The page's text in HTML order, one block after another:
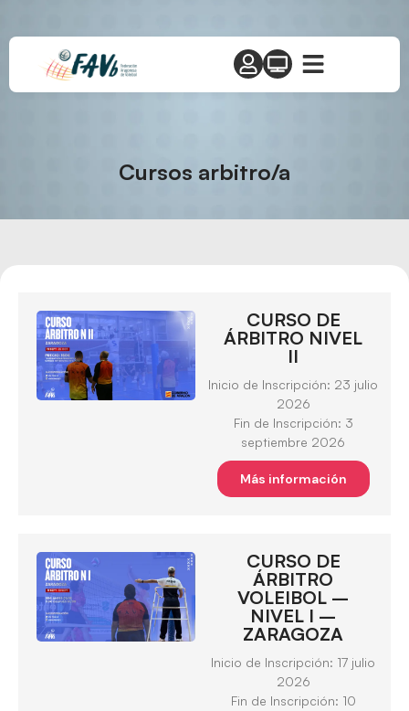
Cursos arbitro/a
CURSO DE
ÁRBITRO NIVEL
II
Inicio de Inscripción: 23 julio
2026
Fin de Inscripción: 3
septiembre 2026
Más información
CURSO DE
ÁRBITRO
VOLEIBOL –
NIVEL I –
ZARAGOZA
Inicio de Inscripción: 17 julio
2026
Fin de Inscripción: 10